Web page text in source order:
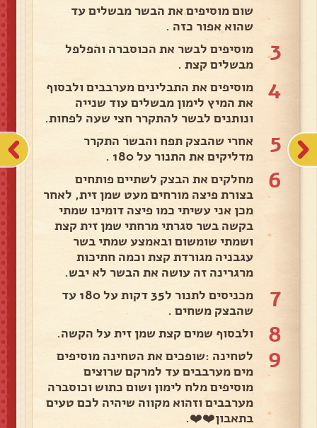
שום מוסיפים את הבשר מבשלים עד
שהוא אפור כזה .
3
מוסיפים לבשר את הכוסברה והפלפל
מבשלים קצת .
4
מוסיפים את התבלינים מערבבים ולבסוף
את המיץ לימון מבשלים עוד שנייה
ונותנים לבשר להתקרר חצי שעה לפחות.
5
אחרי שהבצק תפח והבשר התקרר
מדליקים את התנור על 180 .
6
מחלקים את הבצק לשתיים פותחים
בצורת פיצה מורחים מעט שמן זית, לאחר
מכן אני עשיתי כמו פיצה דומינו שמתי
בקשה בשר סגרתי מרחתי שמן זית קצת
ושמתי שומשום ובאמצע שמתי בשר
עגבניה מגורדת קצת וכמה חתיכות
מרגרינה זה עושה את הבשר לא יבש.
7
מכניסים לתנור ל35 דקות על 180 עד
שהבצק משחים .
8 ולבסוף שמים קצת שמן זית על הקשה.
9
לטחינה :שופכים את הטחינה מוסיפים
מים מערבבים עד למרקם שרוצים
מוסיפים מלח לימון ושום כתוש וכוסברה
מערבבים וזהוא מקווה שיהיה לכם טעים
בתאבון❤️❤️.